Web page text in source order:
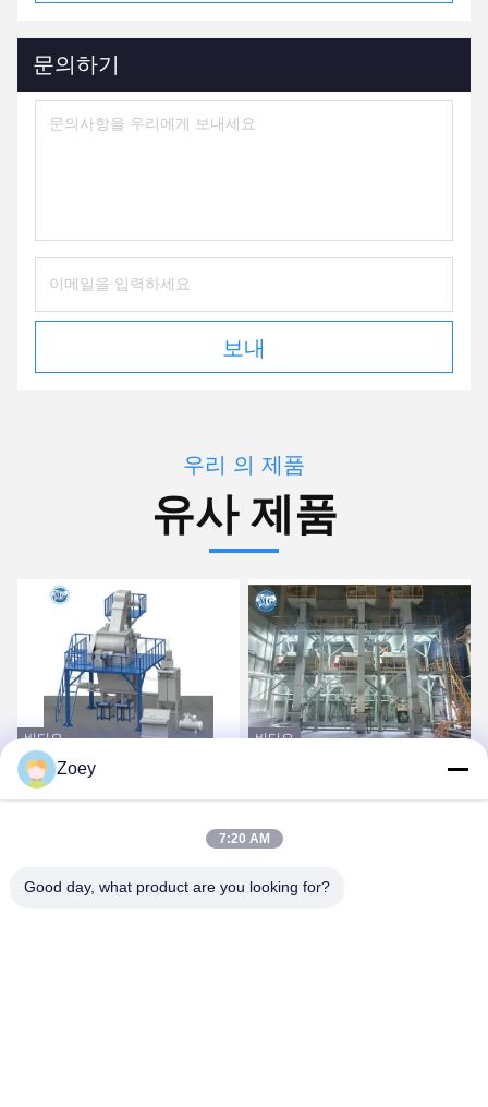
문의하기
보내
우리 의 제품
유사 제품
비디오
CE 전압 맞춤형 드라이 믹
스 파우더 몰타르 혼합 기
믹서 세라믹 타일 접착제
가장 좋은 가격 을 구하라
비디오
도와 접착제와 도와 그라우
트 만들기를 위한 가득 차
포 식물
가장 좋은 가격 을 구하라
Zoey
7:20 AM
Good day, what product are you looking for?